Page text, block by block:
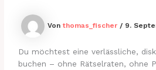
Vonthomas_fischer / 9.
Du möchtest eine verlässliche,
buchen – ohne Rätselraten, ohne